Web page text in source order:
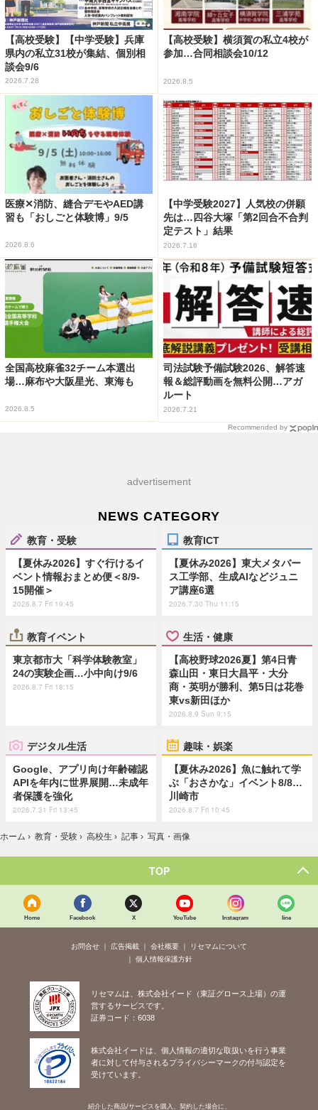
【高校受験】【中学受験】兵庫
県内の私立31校が集結、個別相
談会9/6
2026.7.28
【高校受験】横須賀の私立4校が
参加…合同相談会10/12
2026.8.5
医療✕消防、縫合デモやAED講
習も「おしごと体験博」9/5
2026.8.6
【中学受験2027】人気校の併願
先は…四谷大塚「第2回合不合判
定テスト」結果
2026.7.16
全国高校麻雀32チーム本選出
場…麻布や大阪星光、東海も
2026.8.5
司法試験予備試験2026、解答速
報＆総評動画を無料公開…アガ
ルート
2026.7.21
Recommended by
advertisement
NEWS CATEGORY
教育・受験
【夏休み2026】すぐ行けるイ
ベント情報おまとめ便＜8/9-
15開催＞
2026.8.7 Fri 19:45
教育ICT
【夏休み2026】東大メタバー
ス工学部、生成AIなどジュニ
ア講座6選
2026.7.30 Thu 11:15
教育イベント
東京都市大「科学体験教室」
24の実験企画…小中向け9/6
2026.8.7 Fri 18:15
生活・健康
【高校野球2026夏】第4日青
森山田・東日大昌平・大分
商・英明が勝利、第5日は花巻
東vs新田ほか
2026.8.9 Sun 9:15
デジタル生活
Google、アプリ向け年齢確認
APIを年内に世界展開…未成年
者保護を強化
2026.7.31 Fri 13:45
趣味・娯楽
【夏休み2026】魚に触れて学
ぶ「おさかな」イベント8/8…
川崎市
2026.8.7 Fri 10:45
ホーム › 教育・受験 › 高校生 › 記事 › 写真・画像
TOP
Home Facebook X YouTube Instagram line
お問合せ 広告掲載 会社概要
リセマムについて
個人情報保護方針
リセマムは、株式会社イード（東証グロース上場）の運
営するサービスです。
証券コード：6038
株式会社イードは、個人情報の適切な取扱いを行う事業
者に対して付与されるプライバシーマークの付与認定を
受けています。
紹介した商品/サービスを購入、契約した場合に、